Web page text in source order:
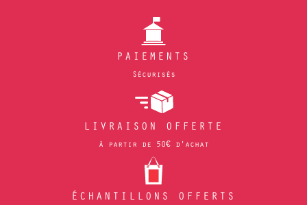
PAIEMENTS
Sécurisés
LIVRAISON OFFERTE
à partir de 50€ d'achat
ÉCHANTILLONS OFFERTS